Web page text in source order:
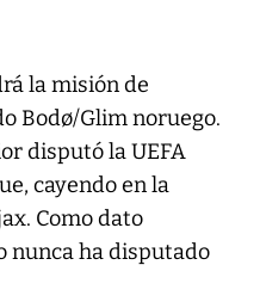
la misión de
Bodø/Glim noruego.
disputó la UEFA
cayendo en la
Como dato
nunca ha disputado